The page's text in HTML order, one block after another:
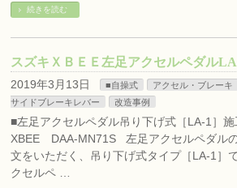
続きを読む
スズキＸＢＥＥ左足アクセルペダル
2019年3月13日 ■自操式 アクセル・ブレーキ
サイドブレーキレバー
改造事例
■左足アクセルペダル吊り下げ式［LA-1］
XBEE DAA-MN71S 左足アクセルペダル
文をいただく、吊り下げ式タイプ［LA-1］
クセルペ …